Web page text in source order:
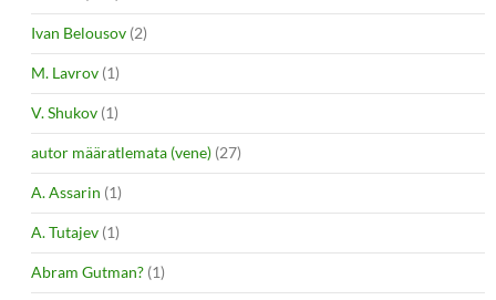
Ivan Belousov (2)
M. Lavrov (1)
V. Shukov (1)
autor määratlemata (vene) (27)
A. Assarin (1)
A. Tutajev (1)
Abram Gutman? (1)